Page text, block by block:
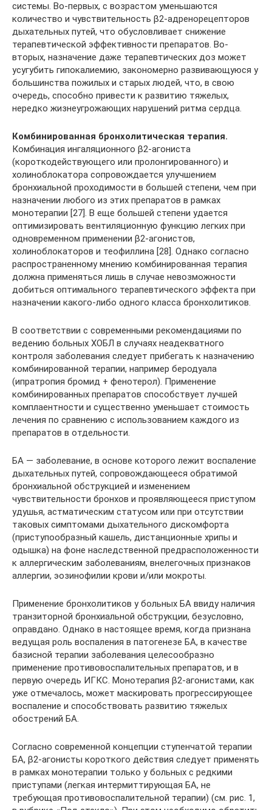
системы. Во-первых, с возрастом уменьшаются
количество и чувствительность β2-адренорецепторов
дыхательных путей, что обусловливает снижение
терапевтической эффективности препаратов. Во-
вторых, назначение даже терапевтических доз может
усугубить гипокалиемию, закономерно развивающуюся у
большинства пожилых и старых людей, что, в свою
очередь, способно привести к развитию тяжелых,
нередко жизнеугрожающих нарушений ритма сердца.
Комбинированная бронхолитическая терапия.
Комбинация ингаляционного β2-агониста
(короткодействующего или пролонгированного) и
холиноблокатора сопровождается улучшением
бронхиальной проходимости в большей степени, чем при
назначении любого из этих препаратов в рамках
монотерапии [27]. В еще большей степени удается
оптимизировать вентиляционную функцию легких при
одновременном применении β2-агонистов,
холиноблокаторов и теофиллина [28]. Однако согласно
распространенному мнению комбинированная терапия
должна применяться лишь в случае невозможности
добиться оптимального терапевтического эффекта при
назначении какого-либо одного класса бронхолитиков.
В соответствии с современными рекомендациями по
ведению больных ХОБЛ в случаях неадекватного
контроля заболевания следует прибегать к назначению
комбинированной терапии, например беродуала
(ипратропия бромид + фенотерол). Применение
комбинированных препаратов способствует лучшей
комплаентности и существенно уменьшает стоимость
лечения по сравнению с использованием каждого из
препаратов в отдельности.
БА — заболевание, в основе которого лежит воспаление
дыхательных путей, сопровождающееся обратимой
бронхиальной обструкцией и изменением
чувствительности бронхов и проявляющееся приступом
удушья, астматическим статусом или при отсутствии
таковых симптомами дыхательного дискомфорта
(приступообразный кашель, дистанционные хрипы и
одышка) на фоне наследственной предрасположенности
к аллергическим заболеваниям, внелегочных признаков
аллергии, эозинофилии крови и/или мокроты.
Применение бронхолитиков у больных БА ввиду наличия
транзиторной бронхиальной обструкции, безусловно,
оправдано. Однако в настоящее время, когда признана
ведущая роль воспаления в патогенезе БА, в качестве
базисной терапии заболевания целесообразно
применение противовоспалительных препаратов, и в
первую очередь ИГКС. Монотерапия β2-агонистами, как
уже отмечалось, может маскировать прогрессирующее
воспаление и способствовать развитию тяжелых
обострений БА.
Согласно современной концепции ступенчатой терапии
БА, β2-агонисты короткого действия следует применять
в рамках монотерапии только у больных с редкими
приступами (легкая интермиттирующая БА, не
требующая противовоспалительной терапии) (см. рис. 1,